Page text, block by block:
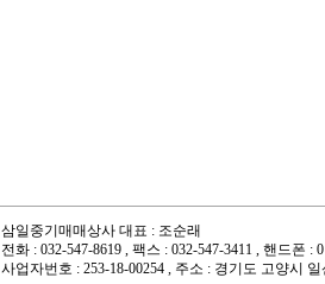
삼일중기매매상사 대표 : 조순래
전화 : 032-547-8619 , 팩스 : 032-547-3411 , 핸드폰
사업자번호 : 253-18-00254 , 주소 : 경기도 고양시